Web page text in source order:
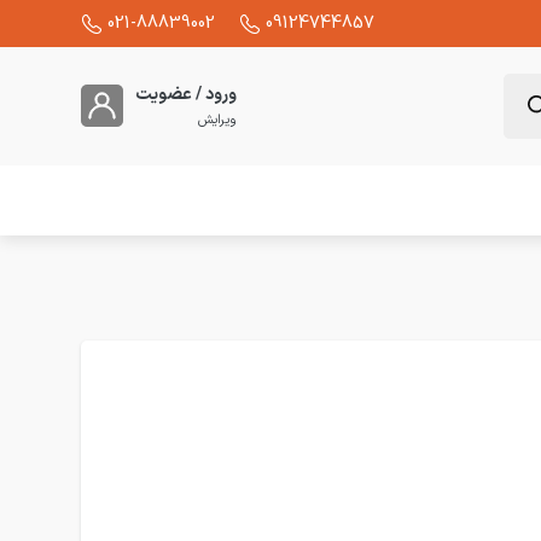
09124744857
021-88839002
ورود / عضویت
ویرایش